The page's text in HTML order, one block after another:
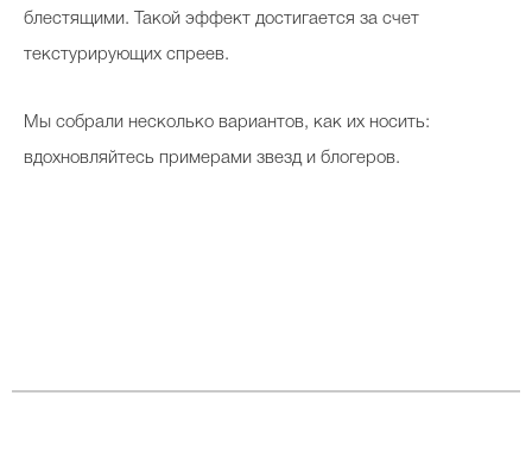
блестящими. Такой эффект достигается за счет
текстурирующих спреев.
Мы собрали несколько вариантов, как их носить:
вдохновляйтесь примерами звезд и блогеров.